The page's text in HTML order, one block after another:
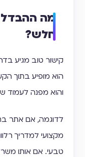
מה ההבדל
חלש?
קישור טוב מגיע
הוא מופיע בתוך
והוא מפנה לעמוד
לדוגמה, אם אתר
מקצועי למדריך
טבעי. אם אותו